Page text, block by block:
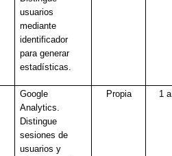
usuarios
mediante
identificador
para generar
estadísticas.
Google
Analytics.
Distingue
sesiones de
usuarios y
Propia 1